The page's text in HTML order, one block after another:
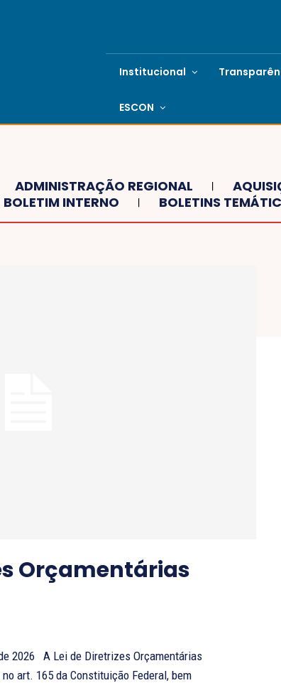
Institucional
ESCON
ADMINISTRAÇÃO REGIONAL
BOLETIM INTERNO
BOLETINS
Orçamentárias
art. 165 da Constituição Federal, bem